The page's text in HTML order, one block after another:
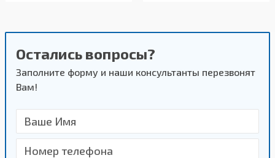
Остались вопросы?
Заполните форму и наши консультанты перезвонят
Вам!